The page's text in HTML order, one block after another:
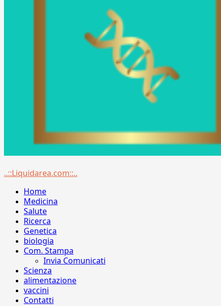
Menu
..::Liquidarea.com::..
Home
Medicina
Salute
Ricerca
Genetica
biologia
Com. Stampa
Invia Comunicati
Scienza
alimentazione
vaccini
Contatti